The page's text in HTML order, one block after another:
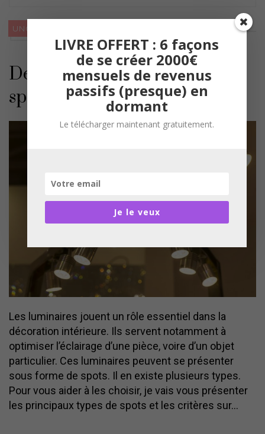
UNCATEGORIZED
Décoration intérieure : quels
spots choisir ?
Les luminaires jouent un rôle essentiel dans la
décoration intérieure. Ils servent notamment à
optimiser l’éclairage d’une pièce, voire d’un objet
particulier. Ces luminaires peuvent se présenter
sous forme de spots. Il en existe plusieurs types.
Pour vous aider à les choisir, je vais vous présenter
les principaux types de spots et les critères sur…
LIVRE OFFERT : 6 façons
de se créer 2000€
mensuels de revenus
passifs (presque) en
dormant
Le télécharger maintenant gratuitement.
Je le veux